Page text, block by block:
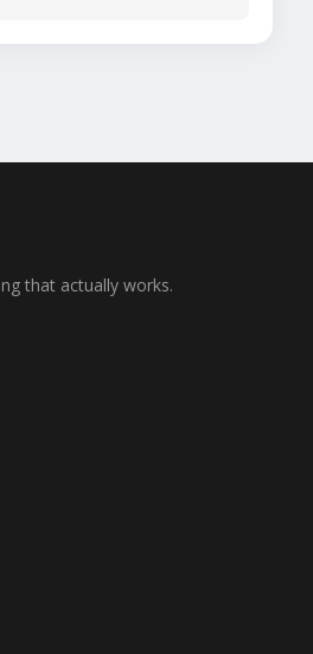
that actually works.